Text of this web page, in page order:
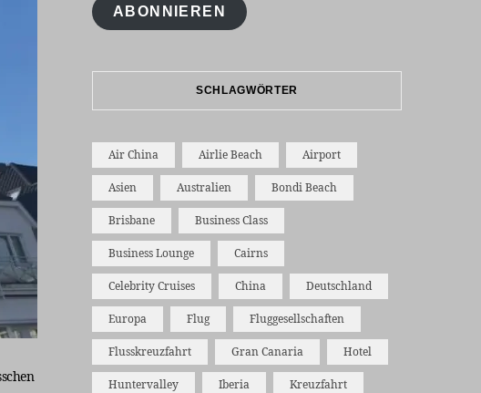
ABONNIEREN
SCHLAGWÖRTER
Air China Airlie Beach Airport
Asien Australien Bondi Beach
Brisbane Business Class
Business Lounge Cairns
Celebrity Cruises China Deutschland
Europa Flug Fluggesellschaften
Flusskreuzfahrt Gran Canaria Hotel
Huntervalley Iberia Kreuzfahrt